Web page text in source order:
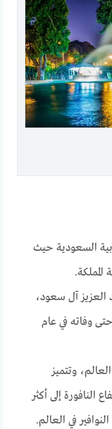
السعودية حيث
العزيز آل سعود،
ملكًا للسعودية منذ عام 1975 وحتى وفاته في عام
وتتميز
النافورة إلى أكثر